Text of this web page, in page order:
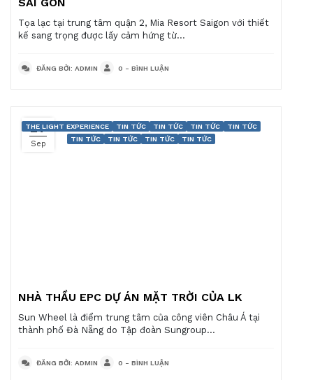
Tọa lạc tại trung tâm quận 2, Mia Resort Saigon với thiết
kế sang trọng được lấy cảm hứng từ...
ĐĂNG BỞI: ADMIN 0 - BÌNH LUẬN
27
Sep
THE LIGHT EXPERIENCE TIN TỨC TIN TỨC TIN TỨC
TIN TỨC
TIN TỨC
TIN TỨC TIN TỨC TIN TỨC
NHÀ THẦU EPC DỰ ÁN MẶT TRỜI CỦA LK
Sun Wheel là điểm trung tâm của công viên Châu Á tại
thành phố Đà Nẵng do Tập đoàn Sungroup...
ĐĂNG BỞI: ADMIN 0 - BÌNH LUẬN